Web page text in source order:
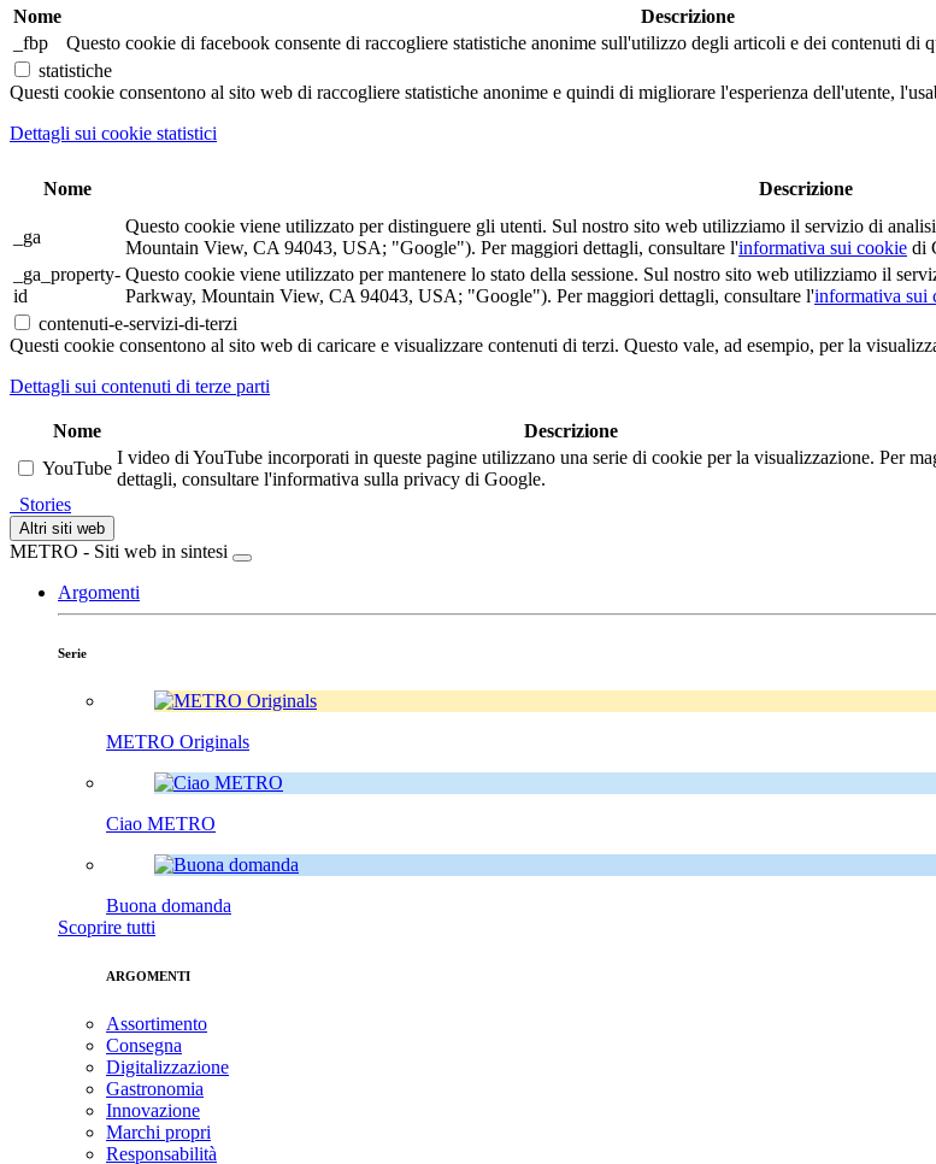
Nome Descrizione
_fbp
Questo cookie di facebook consente di raccogliere statistiche anonime sull'utilizzo degli articoli e dei contenuti di
statistiche
Questi cookie consentono al sito web di raccogliere statistiche anonime e quindi di migliorare l'esperienza dell'utente,
Dettagli sui cookie statistici
Nome Descrizione
_ga
Questo cookie viene utilizzato per distinguere gli utenti. Sul nostro sito web utilizziamo il servizio di
Mountain View, CA 94043, USA; "Google"). Per maggiori dettagli, consultare l'informativa sui cookie di
_ga_property-
id
Questo cookie viene utilizzato per mantenere lo stato della sessione. Sul nostro sito web utilizziamo il
Parkway, Mountain View, CA 94043, USA; "Google"). Per maggiori dettagli, consultare l'informativa sui
contenuti-e-servizi-di-terzi
Questi cookie consentono al sito web di caricare e visualizzare contenuti di terzi. Questo vale, ad esempio, per la
Dettagli sui contenuti di terze parti
Nome Descrizione
YouTube
I video di YouTube incorporati in queste pagine utilizzano una serie di cookie per la visualizzazione. Per
dettagli, consultare l'informativa sulla privacy di Google.
Stories
Altri siti web
METRO - Siti web in sintesi
Argomenti
Serie
METRO Originals
Ciao METRO
Buona domanda
Scoprire tutti
ARGOMENTI
Assortimento
Consegna
Digitalizzazione
Gastronomia
Innovazione
Marchi propri
Responsabilità